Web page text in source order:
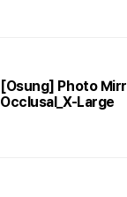
[Osung] Photo
Occlusal_X-Large